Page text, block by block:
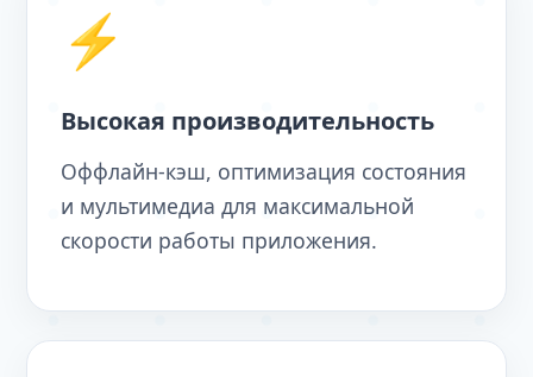
⚡
Высокая производительность
Оффлайн-кэш, оптимизация состояния
и мультимедиа для максимальной
скорости работы приложения.